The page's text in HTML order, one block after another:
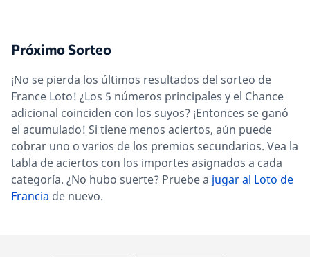
Próximo Sorteo
¡No se pierda los últimos resultados del sorteo de
France Loto! ¿Los 5 números principales y el Chance
adicional coinciden con los suyos? ¡Entonces se ganó
el acumulado! Si tiene menos aciertos, aún puede
cobrar uno o varios de los premios secundarios. Vea la
tabla de aciertos con los importes asignados a cada
categoría. ¿No hubo suerte? Pruebe a jugar al Loto de
Francia de nuevo.